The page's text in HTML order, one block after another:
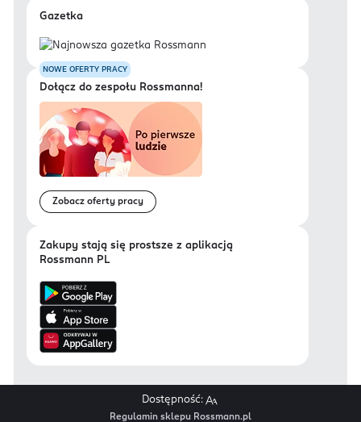
Gazetka
NOWE OFERTY PRACY
Dołącz do zespołu Rossmanna!
Zobacz oferty pracy
Zakupy stają się prostsze z aplikacją
Rossmann PL
Dostępność:
Regulamin sklepu Rossmann.pl